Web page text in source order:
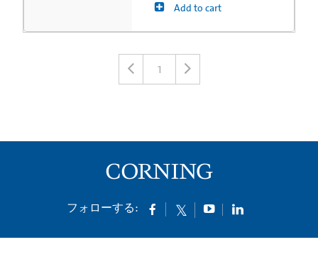
Add to cart
1
フォローする: